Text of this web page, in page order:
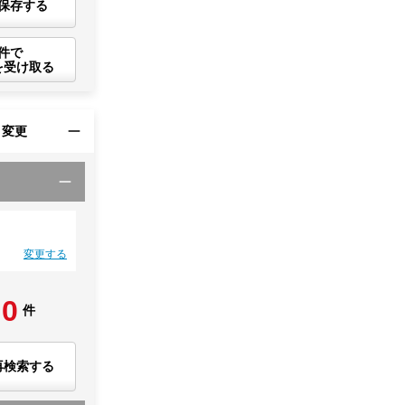
存する
で
受け取る
更
変更する
0 件
検索する